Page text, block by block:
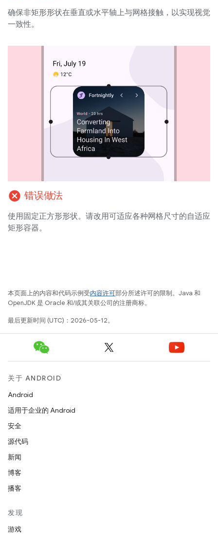
确保非矩形形状在垂直或水平轴上与网格接触，以实现视觉
一致性。
cancel 错误做法
使用固定正方形形状。请改用可适应各种网格尺寸的自适应
矩形容器。
本页面上的内容和代码示例受内容许可部分所述许可的限制。Java 和
OpenJDK 是 Oracle 和/或其关联公司的注册商标。
最后更新时间 (UTC)：2026-05-12。
关于 ANDROID
Android
适用于企业的 Android
安全
源代码
新闻
博客
播客
发现
游戏